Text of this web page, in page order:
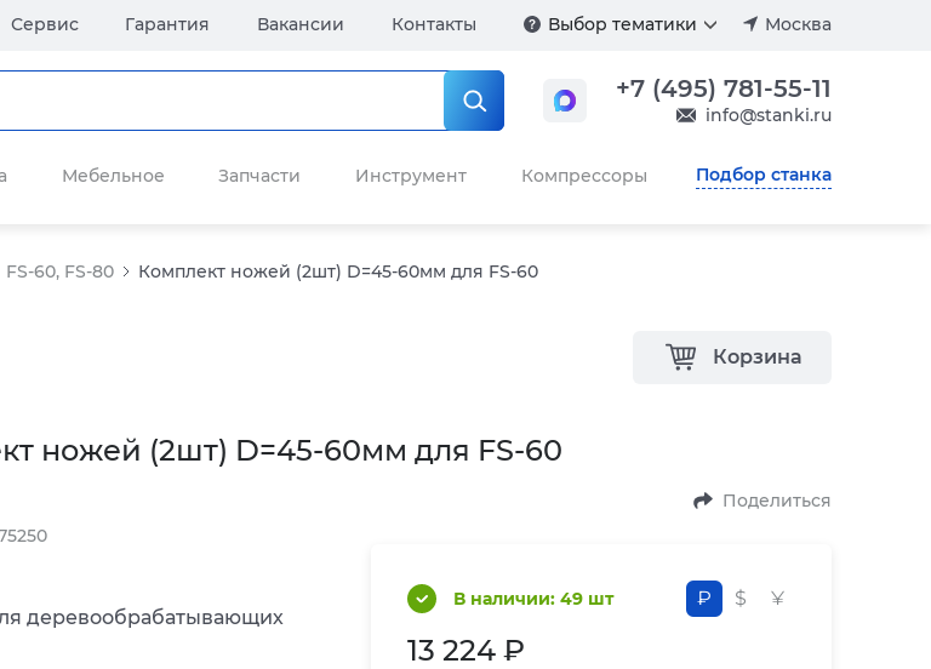
Сервис Гарантия Вакансии Контакты Выбор тематики Москва
+7 (495) 781-55-11
info@stanki.ru
Мебельное Запчасти Инструмент Компрессоры Подбор станка
FS-60, FS-80 Комплект ножей (2шт) D=45-60мм для FS-60
Корзина
ножей (2шт) D=45-60мм для FS-60
Поделиться
В наличии: 49 шт ₽ $ ¥
13 224 ₽
деревообрабатывающих